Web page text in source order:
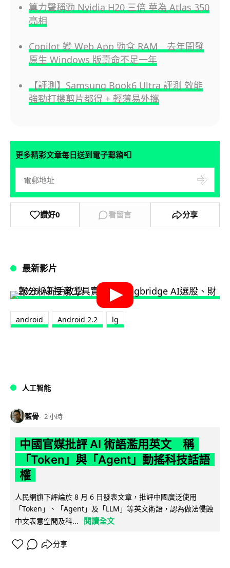
算力聲稱勁 Nvidia H20 三倍 華為 Atlas 350
亮相
Copilot 變 Web App 勁食 RAM 去年開發
原生 Windows 版壽命不足一年
【評測】Samsung Book6 Ultra 評測 效能
強勁打機剪片都得 + 輕薄易外攜
更多精彩文章每日送到電子郵箱📮
讚好0 看留言 分享
最新影片
android Android 2.2 lg
人工智能
藍骨 2 小時
中國官媒批評 AI 術語濫用英文 稱
「Token」與「Agent」動搖科技話語
權
人民網旗下評論於 8 月 6 日發表文章，批評中國廣泛使用
「Token」、「Agent」及「LLM」等英文術語，認為做法侵蝕
中文表意空間及科...
閱讀全文
分享